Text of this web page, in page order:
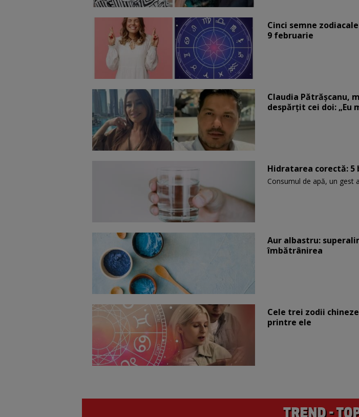
Cinci semne
9 februarie
Claudia Pătrășcanu,
despărțit cei doi: „Eu
Hidratarea corectă: 5
Consumul de apă, un gest
Aur albastru:
îmbătrânirea
Cele trei zodii
printre ele